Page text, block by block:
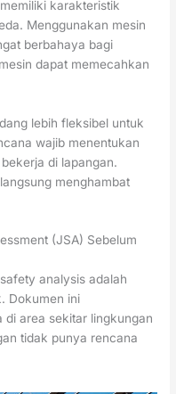
karakteristik
Menggunakan mesin
berbahaya bagi
dapat memecahkan
lebih fleksibel untuk
wajib menentukan
di lapangan.
menghambat
(JSA) Sebelum
analysis adalah
Dokumen ini
di area sekitar lingkungan
tidak punya rencana